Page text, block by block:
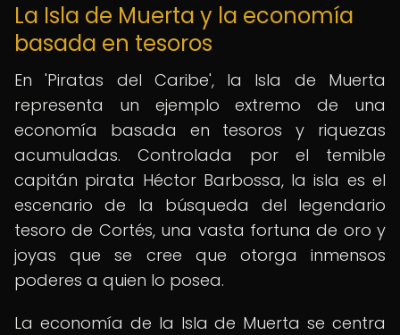
La Isla de Muerta y la economía
basada en tesoros
En 'Piratas del Caribe', la Isla de Muerta
representa un ejemplo extremo de una
economía basada en tesoros y riquezas
acumuladas. Controlada por el temible
capitán pirata Héctor Barbossa, la isla es el
escenario de la búsqueda del legendario
tesoro de Cortés, una vasta fortuna de oro y
joyas que se cree que otorga inmensos
poderes a quien lo posea.
La economía de la Isla de Muerta se centra